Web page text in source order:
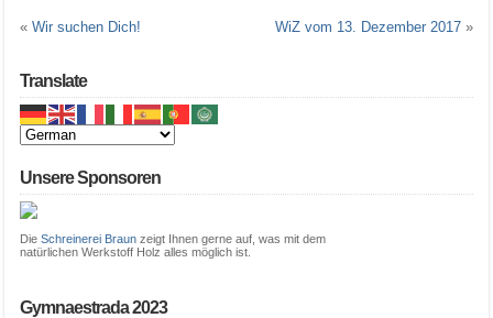
« Wir suchen Dich! WiZ vom 13. Dezember 2017 »
Translate
Unsere Sponsoren
Die Schreinerei Braunzeigt Ihnen gerne auf, was mit dem
natürlichen Werkstoff Holz alles möglich ist.
Gymnaestrada 2023